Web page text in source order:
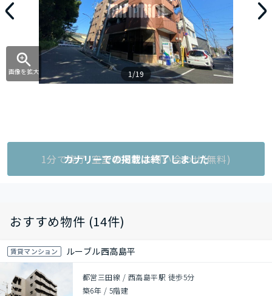
画像を拡大 1/19
1分で完了!空室状況をお問い合わせ(無料)
カナリーでの掲載は終了しました
おすすめ物件 (14件)
賃貸マンション ルーブル西高島平
都営三田線 / 西高島平駅 徒歩5分
築6年 / 5階建